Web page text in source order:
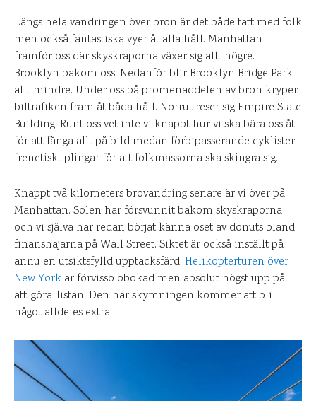
Längs hela vandringen över bron är det både tätt med folk
men också fantastiska vyer åt alla håll. Manhattan
framför oss där skyskraporna växer sig allt högre.
Brooklyn bakom oss. Nedanför blir Brooklyn Bridge Park
allt mindre. Under oss på promenaddelen av bron kryper
biltrafiken fram åt båda håll. Norrut reser sig Empire State
Building. Runt oss vet inte vi knappt hur vi ska bära oss åt
för att fånga allt på bild medan förbipasserande cyklister
frenetiskt plingar för att folkmassorna ska skingra sig.
Knappt två kilometers brovandring senare är vi över på
Manhattan. Solen har försvunnit bakom skyskraporna
och vi själva har redan börjat känna oset av donuts bland
finanshajarna på Wall Street. Siktet är också inställt på
ännu en utsiktsfylld upptäcksfärd. Helikopterturen över
New York är förvisso obokad men absolut högst upp på
att-göra-listan. Den här skymningen kommer att bli
något alldeles extra.